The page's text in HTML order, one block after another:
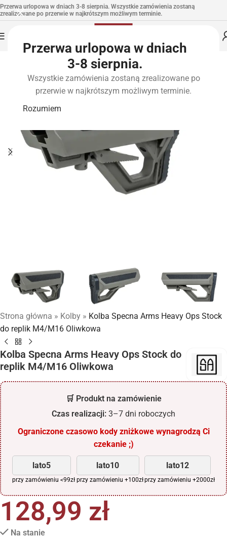
Przerwa urlopowa w dniach
3-8 sierpnia.
Wszystkie zamówienia zostaną zrealizowane po
przerwie w najkrótszym możliwym terminie.
Rozumiem
Przerwa urlopowa w dniach 3-8 sierpnia. Wszystkie zamówienia zostaną
zrealizowane po przerwie w najkrótszym możliwym terminie.
Strona główna » Kolby » Kolba Specna Arms Heavy Ops Stock
do replik M4/M16 Oliwkowa
Kolba Specna Arms Heavy Ops Stock do
replik M4/M16 Oliwkowa
🛒 Produkt na zamówienie
Czas realizacji: 3–7 dni roboczych
Ograniczone czasowo kody zniżkowe wynagrodzą Ci
czekanie ;)
lato5
przy zamówieniu <99zł
lato10
przy zamówieniu +100zł
lato12
przy zamówieniu +2000zł
128,99 zł
Na stanie